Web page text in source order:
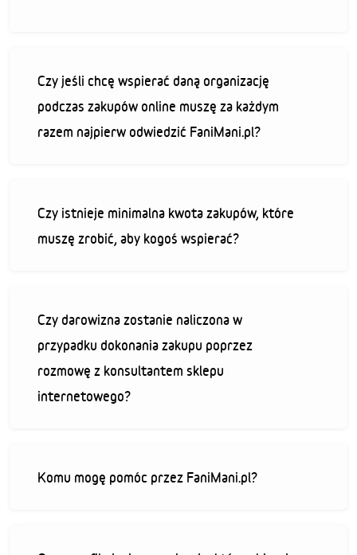
Czy jeśli chcę wspierać daną organizację
podczas zakupów online muszę za każdym
razem najpierw odwiedzić FaniMani.pl?
Czy istnieje minimalna kwota zakupów, które
muszę zrobić, aby kogoś wspierać?
Czy darowizna zostanie naliczona w
przypadku dokonania zakupu poprzez
rozmowę z konsultantem sklepu
internetowego?
Komu mogę pomóc przez FaniMani.pl?